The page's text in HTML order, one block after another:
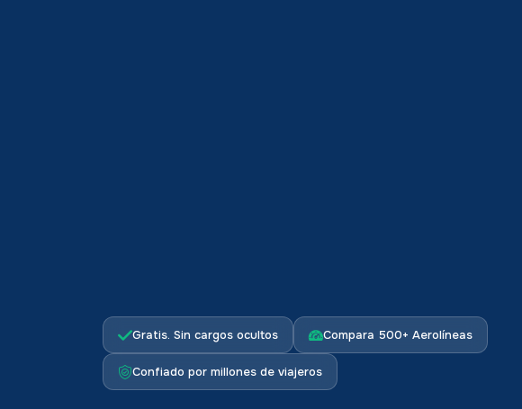
Gratis. Sin cargos ocultos Compara 500+ Aerolíneas
Confiado por millones de viajeros